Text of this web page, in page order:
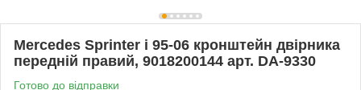
Mercedes Sprinter і 95-06 кронштейн двірника
передній правий, 9018200144 арт. DA-9330
Готово до відправки